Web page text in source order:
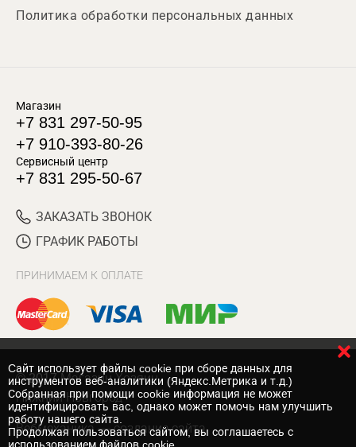
Политика обработки персональных данных
Магазин
+7 831 297-50-95
+7 910-393-80-26
Сервисный центр
+7 831 295-50-67
ЗАКАЗАТЬ ЗВОНОК
ГРАФИК РАБОТЫ
ПРИНИМАЕМ К ОПЛАТЕ
© 2017 Магазин Хозяин
Нижний Новгород
Вебмеханика — создание сайта
Cайт использует файлы cookie при сборе данных для
инструментов веб-аналитики (Яндекс.Метрика и т.д.)
Собранная при помощи cookie информация не может
идентифицировать вас, однако может помочь нам улучшить
работу нашего сайта.
Продолжая пользоваться сайтом, вы соглашаетесь с